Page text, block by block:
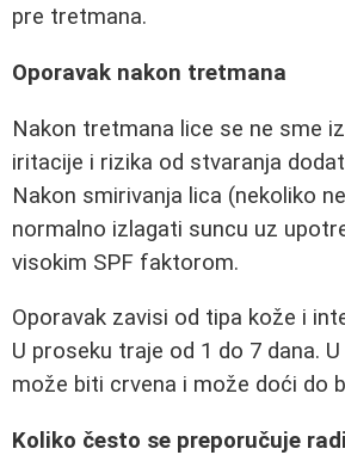
pre tretmana.
Oporavak nakon tretmana
Nakon tretmana lice se ne sme
iritacije i rizika od stvaranja
Nakon smirivanja lica (nekoliko
normalno izlagati suncu uz
visokim SPF faktorom.
Oporavak zavisi od tipa kože i
U proseku traje od 1 do 7 dana.
može biti crvena i može doći do
Koliko često se preporučuje